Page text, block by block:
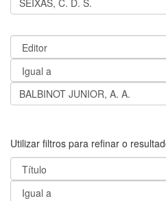
Utilizar filtros para refinar o